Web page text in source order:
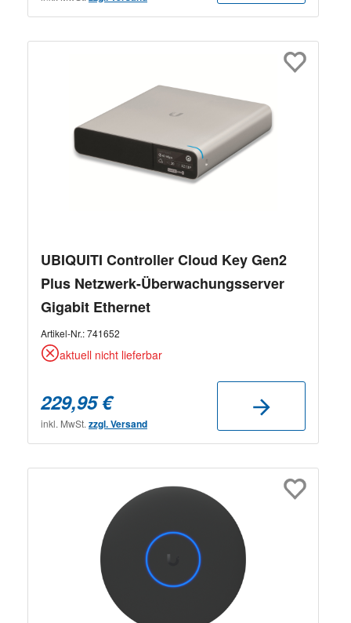
UBIQUITI Controller Cloud Key Gen2
Plus Netzwerk-Überwachungsserver
Gigabit Ethernet
Artikel-Nr.:741652
aktuell nicht lieferbar
229,95 €
inkl. MwSt. zzgl. Versand